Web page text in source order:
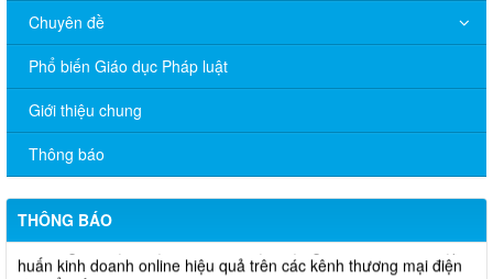
Chuyên đề
Phổ biến Giáo dục Pháp luật
Giới thiệu chung
Thông báo
THÔNG BÁO
V/v đề nghị báo cáo hệ thống phân phối, nhãn hiệu hàng hóa
và hoạt động mua bán khí trên địa bàn tỉnh năm 2025 (nhắc lần
Thông báo lựa chọn nhà thầu thực hiện gói thầu: “tổ chức tập
huấn kinh doanh online hiệu quả trên các kênh thương mại điện
tử phổ biến hiện nay” (SA)